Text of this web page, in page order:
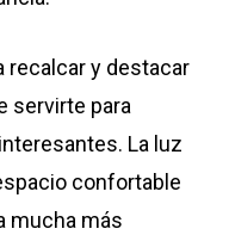
recalcar y destacar
servirte para
La luz
confortable
mucha más